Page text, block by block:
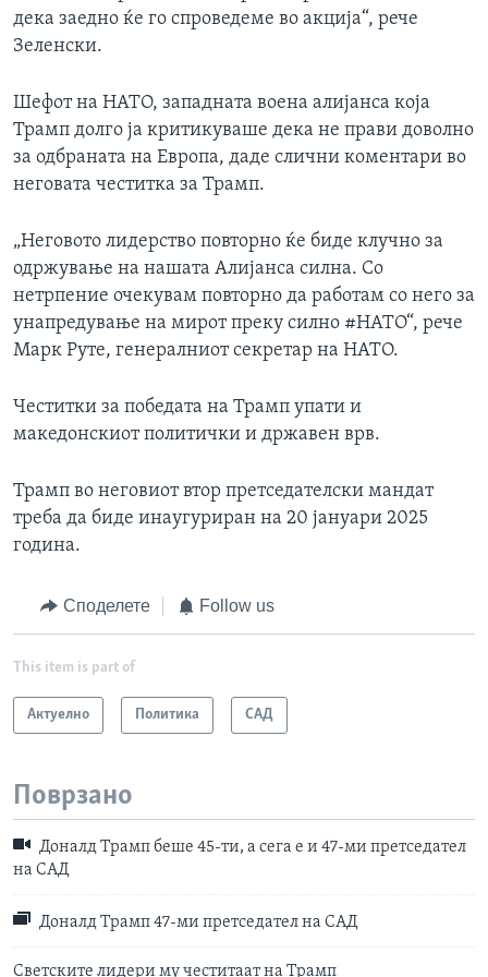
o
u
s
l
i
d
l
i
e
дека заедно ќе го спроведеме во акција“, рече
Зеленски.
Шефот на НАТО, западната воена алијанса која
Трамп долго ја критикуваше дека не прави доволно
за одбраната на Европа, даде слични коментари во
неговата честитка за Трамп.
„Неговото лидерство повторно ќе биде клучно за
одржување на нашата Алијанса силна. Со
нетрпение очекувам повторно да работам со него за
унапредување на мирот преку силно #НАТО“, рече
Марк Руте, генералниот секретар на НАТО.
Честитки за победата на Трамп упати и
македонскиот политички и државен врв.
Трамп во неговиот втор претседателски мандат
треба да биде инаугуриран на 20 јануари 2025
година.
Споделете Follow us
This item is part of
Актуелно Политика САД
Поврзано
Доналд Трамп беше 45-ти, а сега е и 47-ми претседател
на САД
Доналд Трамп 47-ми претседател на САД
Светските лидери му честитаат на Трамп